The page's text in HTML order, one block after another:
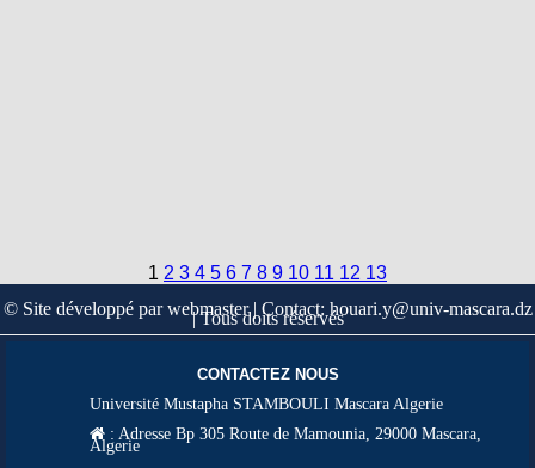
1 2 3 4 5 6 7 8 9 10 11 12 13
© Site développé par webmaster | Contact: houari.y@univ-mascara.dz
| Tous doits réservés
CONTACTEZ NOUS
Université Mustapha STAMBOULI Mascara Algerie
: Adresse Bp 305 Route de Mamounia, 29000 Mascara,
Algerie